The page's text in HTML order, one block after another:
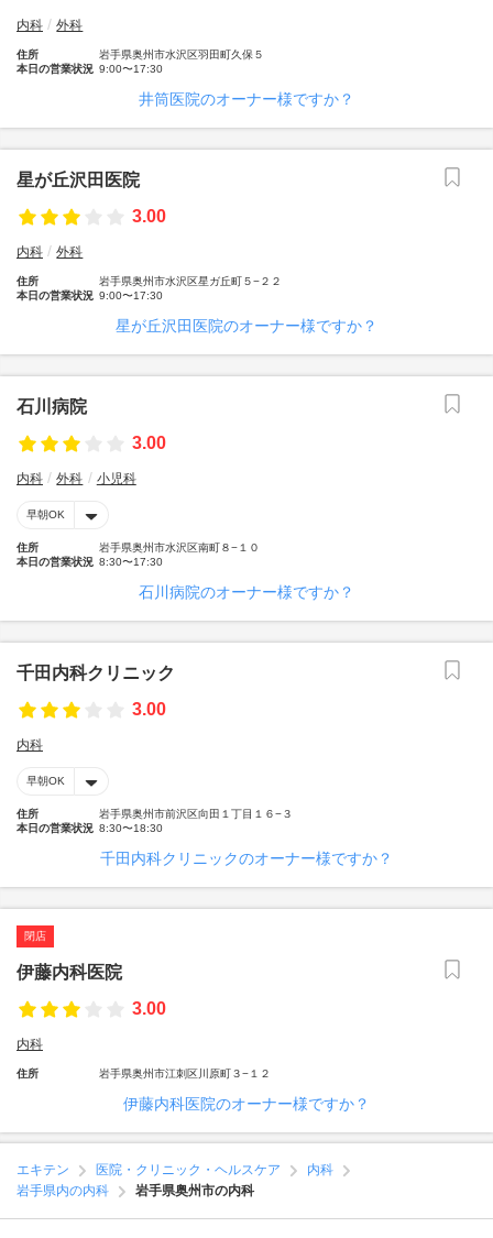
内科 外科
住所
岩手県奥州市水沢区羽田町久保５
本日の営業状況 9:00〜17:30
井筒医院のオーナー様ですか？
星が丘沢田医院
3.00
内科 外科
住所
岩手県奥州市水沢区星ガ丘町５−２２
本日の営業状況 9:00〜17:30
星が丘沢田医院のオーナー様ですか？
石川病院
3.00
内科 外科 小児科
早朝OK
住所
岩手県奥州市水沢区南町８−１０
本日の営業状況 8:30〜17:30
石川病院のオーナー様ですか？
千田内科クリニック
3.00
内科
早朝OK
住所
岩手県奥州市前沢区向田１丁目１６−３
本日の営業状況 8:30〜18:30
千田内科クリニックのオーナー様ですか？
閉店
伊藤内科医院
3.00
内科
住所 岩手県奥州市江刺区川原町３−１２
伊藤内科医院のオーナー様ですか？
エキテン 医院・クリニック・ヘルスケア
内科
岩手県内の内科
岩手県奥州市の内科